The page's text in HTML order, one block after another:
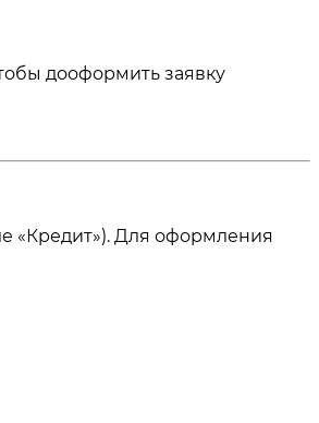
дооформить заявку
«Кредит»). Для оформления